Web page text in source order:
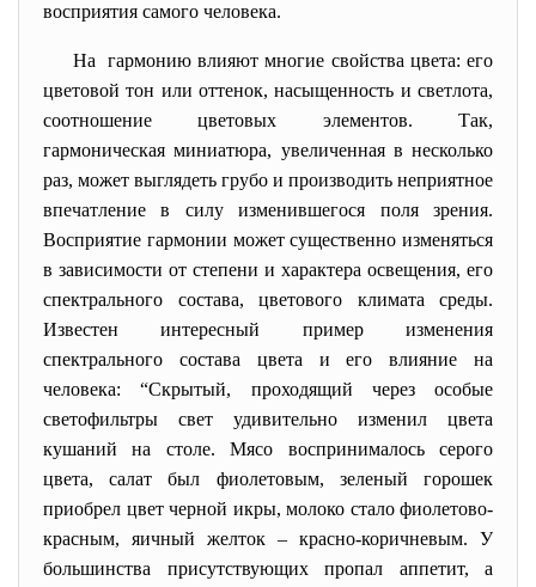
восприятия самого человека.
На гармонию влияют многие свойства цвета: его
цветовой тон или оттенок, насыщенность и светлота,
соотношение цветовых элементов. Так,
гармоническая миниатюра, увеличенная в несколько
раз, может выглядеть грубо и производить неприятное
впечатление в силу изменившегося поля зрения.
Восприятие гармонии может существенно изменяться
в зависимости от степени и характера освещения, его
спектрального состава, цветового климата среды.
Известен интересный пример изменения
спектрального состава цвета и его влияние на
человека: “Скрытый, проходящий через особые
светофильтры свет удивительно изменил цвета
кушаний на столе. Мясо воспринималось серого
цвета, салат был фиолетовым, зеленый горошек
приобрел цвет черной икры, молоко стало фиолетово-
красным, яичный желток – красно-коричневым. У
большинства присутствующих пропал аппетит, а